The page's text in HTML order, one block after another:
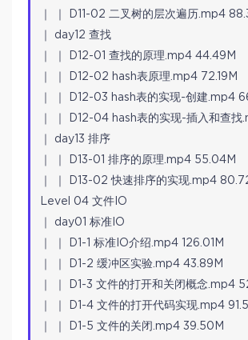
｜ ｜ D11-02 二叉树的层次遍历.mp4
｜ day12 查找
｜ ｜ D12-01 查找的原理.mp4 44.49M
｜ ｜ D12-02 hash表原理.mp4 72.19M
｜ ｜ D12-03 hash表的实现-创建.mp4
｜ ｜ D12-04 hash表的实现-插入和查
｜ day13 排序
｜ ｜ D13-01 排序的原理.mp4 55.04M
｜ ｜ D13-02 快速排序的实现.mp4
Level 04 文件IO
｜ day01 标准IO
｜ ｜ D1-1 标准IO介绍.mp4 126.01M
｜ ｜ D1-2 缓冲区实验.mp4 43.89M
｜ ｜ D1-3 文件的打开和关闭概念.mp4
｜ ｜ D1-4 文件的打开代码实现.mp4
｜ ｜ D1-5 文件的关闭.mp4 39.50M